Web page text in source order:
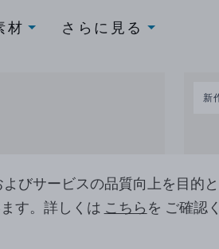
材 さらに見る
びサービスの品質向上を目的
す。詳しくは こちら を ご確認